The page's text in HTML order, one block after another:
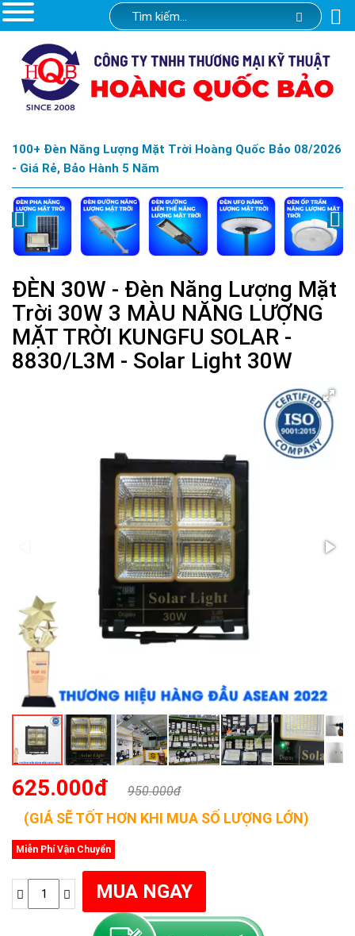
100+ Đèn Năng Lượng Mặt Trời Hoàng Quốc Bảo 08/2026
- Giá Rẻ, Bảo Hành 5 Năm
ĐÈN 30W - Đèn Năng Lượng Mặt
Trời 30W 3 MÀU NĂNG LƯỢNG
MẶT TRỜI KUNGFU SOLAR -
8830/L3M - Solar Light 30W
625.000đ 950.000đ
(GIÁ SẼ TỐT HƠN KHI MUA SỐ LƯỢNG LỚN)
Miễn Phí Vận Chuyển